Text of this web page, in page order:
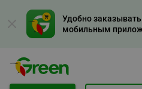
Удобно
мобильным